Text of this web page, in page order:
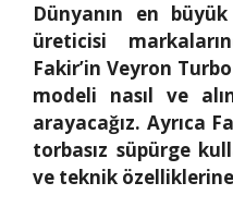
Dünyanın en
üreticisi
Fakir’in Veyron
modeli nasıl ve
arayacağız. Ayrıca
torbasız süpürge
ve teknik